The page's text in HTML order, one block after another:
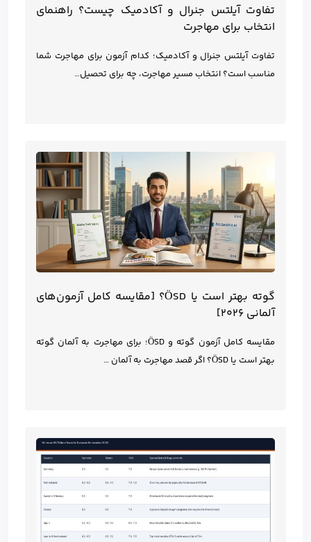
تفاوت آیلتس جنرال و آکادمیک چیست؟ راهنمای
انتخاب برای مهاجرت
تفاوت آیلتس جنرال و آکادمیک؛ کدام آزمون برای مهاجرت شما
مناسب است؟ انتخاب مسیر مهاجرت، چه برای تحصیل…
گوته بهتر است یا ÖSD؟ [مقایسه کامل آزمون‌های
آلمانی ۲۰۲۶]
مقایسه کامل آزمون گوته و ÖSD؛ برای مهاجرت به آلمان گوته
بهتر است یا ÖSD؟ اگر قصد مهاجرت به آلمان …